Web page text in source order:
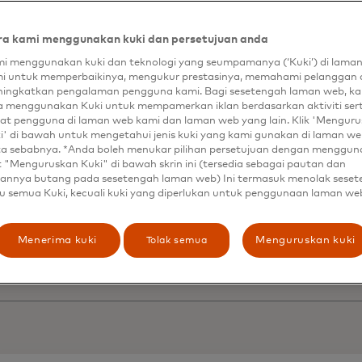
memberikan pintu masuk lain ke dalam ekonomi
dan aman yang bersandar pada kekuatan data
Open Banking memungkinkan pelanggan dan
pembukaan akun digital yang sepenuhnya modern
solusi yang mencakup seluruh perusahaan.
untuk semua peserta, membuat kasus penggunaan
dan lebih mudah diakses melalui perbankan
program Open Banking untuk Pembukaan
pada paruh pertama tahun 2024.
terkait: ProgramMastercard Digital First™dan layanan
kami menggunakan kuki dan persetujuan anda
menggunakan kuki dan teknologi yang seumpamanya (‘Kuki’) di
untuk memperbaikinya, mengukur prestasinya, memahami pelanggan
pengalaman pengguna kami. Bagi sesetengah laman web,
menggunakan Kuki untuk mempamerkan iklan berdasarkan aktiviti
pengguna di laman web kami dan laman web yang lain. Klik
di bawah untuk mengetahui jenis kuki yang kami gunakan di laman
sebabnya. *Anda boleh menukar pilihan persetujuan dengan
"Menguruskan Kuki" di bawah skrin ini (tersedia sebagai pautan dan
butang pada sesetengah laman web) Ini termasuk menolak
semua Kuki, kecuali kuki yang diperlukan untuk penggunaan laman
Menerima kuki Tolak semua Menguruskan kuki